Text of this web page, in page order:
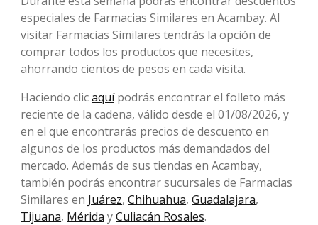
especiales de Farmacias Similares en Acambay. Al
visitar Farmacias Similares tendrás la opción de
comprar todos los productos que necesites,
ahorrando cientos de pesos en cada visita.
Haciendo clicaquípodrás encontrar el folleto más
reciente de la cadena, válido desde el 01/08/2026, y
en el que encontrarás precios de descuento en
algunos de los productos más demandados del
mercado. Además de sus tiendas en Acambay,
también podrás encontrar sucursales de Farmacias
Similares en Juárez, Chihuahua, Guadalajara,
Tijuana, Mérida yCuliacán Rosales.